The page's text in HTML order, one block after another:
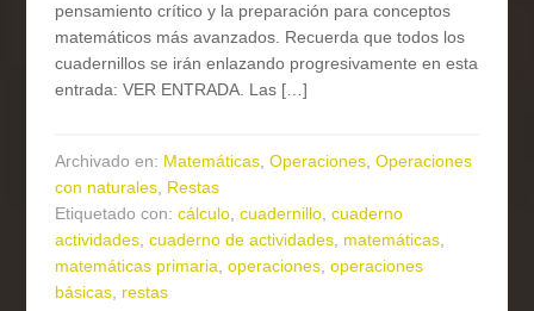
pensamiento crítico y la preparación para conceptos
matemáticos más avanzados. Recuerda que todos los
cuadernillos se irán enlazando progresivamente en esta
entrada: VER ENTRADA. Las […]
Archivado en: Matemáticas,Operaciones,Operaciones
con naturales, Restas
Etiquetado con:cálculo,cuadernillo,cuaderno
actividades,cuaderno de actividades, matemáticas,
matemáticas primaria,operaciones,operaciones
básicas, restas